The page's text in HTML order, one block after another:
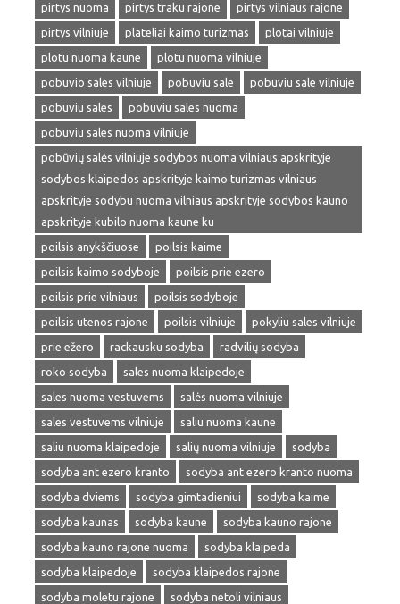
pirtys nuoma
pirtys traku rajone
pirtys vilniaus rajone
pirtys vilniuje
plateliai kaimo turizmas
plotai vilniuje
plotu nuoma kaune
plotu nuoma vilniuje
pobuvio sales vilniuje
pobuviu sale
pobuviu sale vilniuje
pobuviu sales
pobuviu sales nuoma
pobuviu sales nuoma vilniuje
pobūvių salės vilniuje sodybos nuoma vilniaus apskrityje
sodybos klaipedos apskrityje kaimo turizmas vilniaus
apskrityje sodybu nuoma vilniaus apskrityje sodybos kauno
apskrityje kubilo nuoma kaune ku
poilsis anykščiuose
poilsis kaime
poilsis kaimo sodyboje
poilsis prie ezero
poilsis prie vilniaus
poilsis sodyboje
poilsis utenos rajone
poilsis vilniuje
pokyliu sales vilniuje
prie ežero
rackausku sodyba
radvilių sodyba
roko sodyba
sales nuoma klaipedoje
sales nuoma vestuvems
salės nuoma vilniuje
sales vestuvems vilniuje
saliu nuoma kaune
saliu nuoma klaipedoje
salių nuoma vilniuje
sodyba
sodyba ant ezero kranto
sodyba ant ezero kranto nuoma
sodyba dviems
sodyba gimtadieniui
sodyba kaime
sodyba kaunas
sodyba kaune
sodyba kauno rajone
sodyba kauno rajone nuoma
sodyba klaipeda
sodyba klaipedoje
sodyba klaipedos rajone
sodyba moletu rajone
sodyba netoli vilniaus